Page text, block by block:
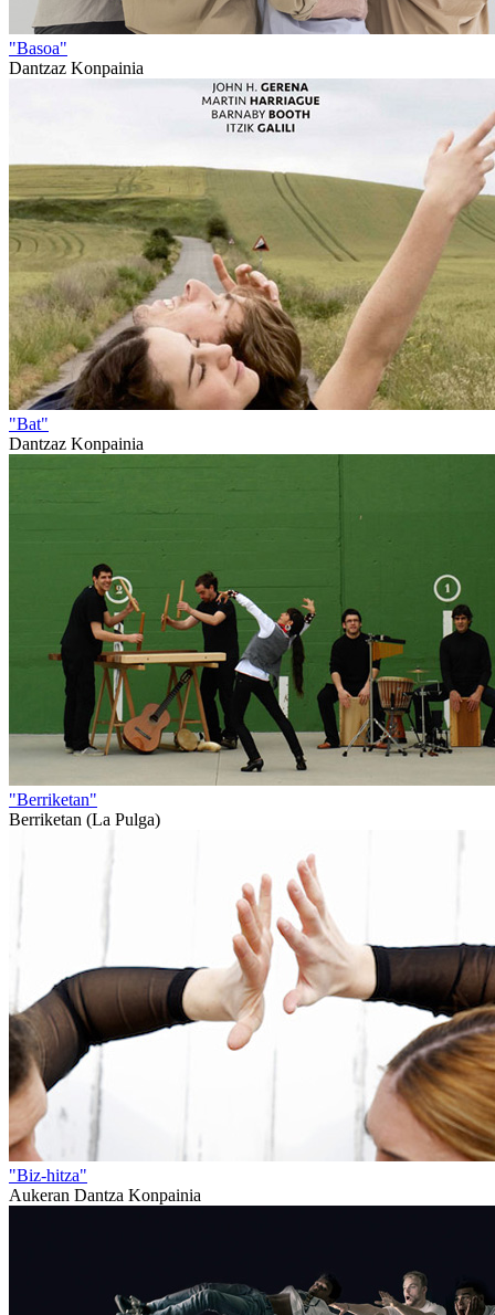
"Basoa"
Dantzaz Konpainia
"Bat"
Dantzaz Konpainia
"Berriketan"
Berriketan (La Pulga)
"Biz-hitza"
Aukeran Dantza Konpainia